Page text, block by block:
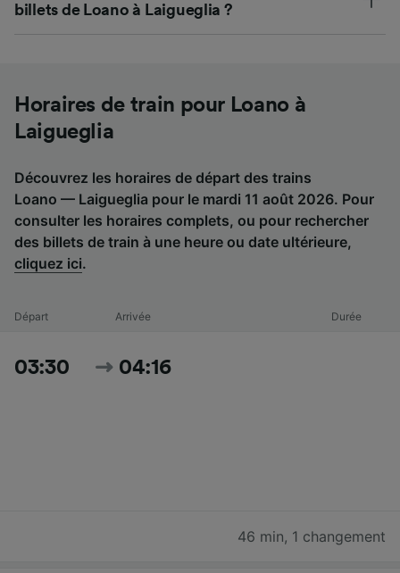
billets de Loano à Laigueglia ?
Horaires de train pour Loano à
Laigueglia
Découvrez les horaires de départ des trains
Loano — Laigueglia pour le mardi 11 août 2026. Pour
consulter les horaires complets, ou pour rechercher
des billets de train à une heure ou date ultérieure,
cliquez ici.
Départ Arrivée Durée
03:30 04:16
46 min, 1 changement